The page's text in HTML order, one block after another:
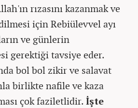
rızasını kazanmak ve
için Rebiülevvel ayı
ve günlerin
gerektiği tavsiye eder.
bol bol zikir ve salavat
birlikte nafile ve kaza
çok faziletlidir.İşte